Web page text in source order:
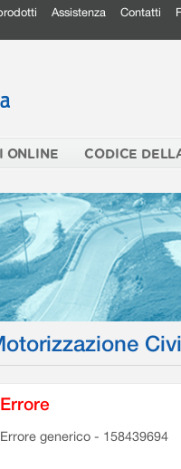
Assistenza Contatti
ONLINE CODICE
Errore
Errore generico - 158439694